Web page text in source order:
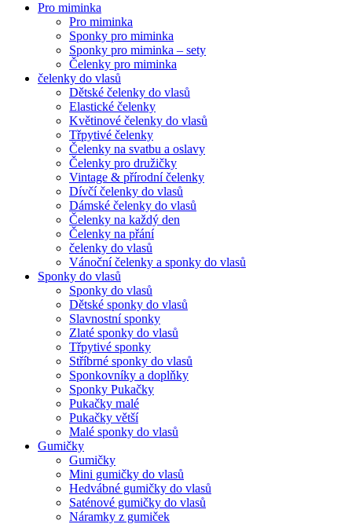
Pro miminka
Pro miminka
Sponky pro miminka
Sponky pro miminka – sety
Čelenky pro miminka
čelenky do vlasů
Dětské čelenky do vlasů
Elastické čelenky
Květinové čelenky do vlasů
Třpytivé čelenky
Čelenky na svatbu a oslavy
Čelenky pro družičky
Vintage & přírodní čelenky
Dívčí čelenky do vlasů
Dámské čelenky do vlasů
Čelenky na každý den
Čelenky na přání
čelenky do vlasů
Vánoční čelenky a sponky do vlasů
Sponky do vlasů
Sponky do vlasů
Dětské sponky do vlasů
Slavnostní sponky
Zlaté sponky do vlasů
Třpytivé sponky
Stříbrné sponky do vlasů
Sponkovníky a doplňky
Sponky Pukačky
Pukačky malé
Pukačky větší
Malé sponky do vlasů
Gumičky
Gumičky
Mini gumičky do vlasů
Hedvábné gumičky do vlasů
Saténové gumičky do vlasů
Náramky z gumiček